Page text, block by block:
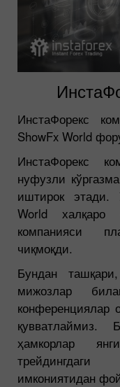
ИнстаФорекс
ShowFx World
ИнстаФорекс
нуфузли
иштирок этади.
World халқаро
компанияси
чиқмоқди.
Бундан
мижозлар
конференциялар
ҳамкорлар
имкониятидан